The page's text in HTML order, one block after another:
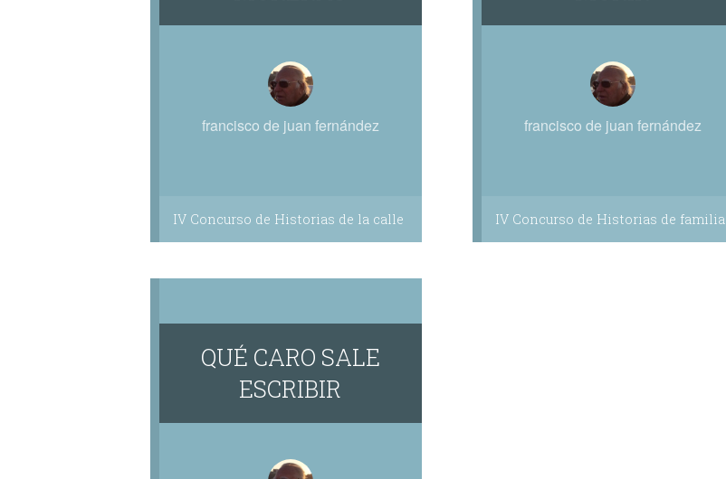
francisco de juan fernández
IV Concurso de Historias de la calle
francisco de juan fernández
IV Concurso de Historias de familia
QUÉ CARO SALE
ESCRIBIR